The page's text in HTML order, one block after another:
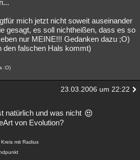
mich jetzt nicht soweit auseinander
gesagt, es soll nichtheißen, dass es so
nur MEINE!!! Gedanken dazu ;O)
den falschen Hals kommt)
:O)
23.03.2006 um 22:22
natürlich und was nicht
von Evolution?
mit Radius